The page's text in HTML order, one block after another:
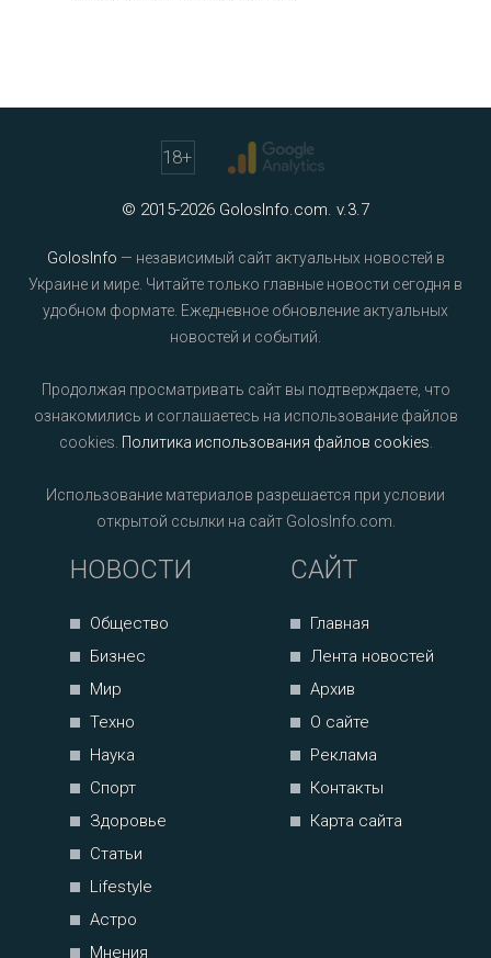
18+
© 2015-2026 GolosInfo.com. v.3.7
GolosInfo — независимый сайт актуальных новостей в
Украине и мире. Читайте только главные новости сегодня в
удобном формате. Ежедневное обновление актуальных
новостей и событий.
Продолжая просматривать сайт вы подтверждаете, что
ознакомились и соглашаетесь на использование файлов
cookies. Политика использования файлов cookies
Использование материалов разрешается при условии
открытой ссылки на сайт GolosInfo.com.
НОВОСТИ
Общество
Бизнес
Мир
Техно
Наука
Спорт
Здоровье
Статьи
Lifestyle
Астро
Мнения
САЙТ
Главная
Лента новостей
Архив
О сайте
Реклама
Контакты
Карта сайта